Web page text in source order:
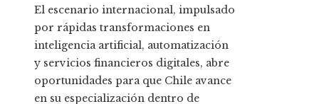
El escenario internacional, impulsado
por rápidas transformaciones en
inteligencia artificial, automatización
y servicios financieros digitales, abre
oportunidades para que Chile avance
en su especialización dentro de